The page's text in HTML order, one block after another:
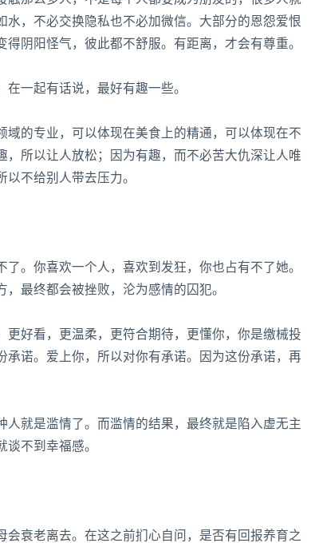
，不必交换隐私也不必加微信。大部分的恩怨爱恨
阴阳怪气，彼此都不舒服。有距离，才会有尊重。
一起有话说，最好有趣一些。
的专业，可以体现在美食上的精通，可以体现在不
所以让人放松；因为有趣，而不必苦大仇深让人唯
不给别人带去压力。
你喜欢一个人，喜欢到发狂，你也占有不了她。
最终都会被挫败，沦为感情的囚犯。
好看，更温柔，更符合期待，更懂你，你是缴械投
诺。爱上你，所以对你有承诺。因为这份承诺，再
就是滥情了。而滥情的结果，最终就是陷入虚无主
不到幸福感。
衰老离去。在这之前扪心自问，是否有回报养育之